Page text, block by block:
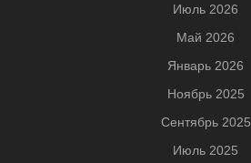
Июль 2026
Май 2026
Январь 2026
Ноябрь 2025
Сентябрь 2025
Июль 2025